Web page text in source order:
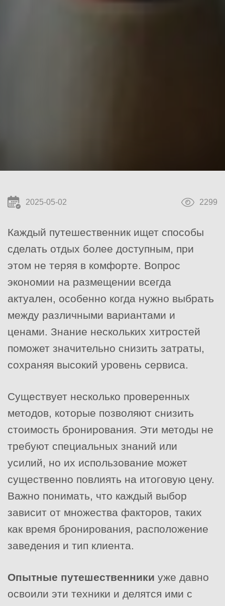
2025-05-02 2299
Каждый путешественник ищет способы
сделать отдых более доступным, при
этом не теряя в комфорте. Вопрос
экономии на размещении всегда
актуален, особенно когда нужно выбрать
между различными вариантами и
ценами. Знание нескольких хитростей
поможет значительно снизить затраты,
сохраняя высокий уровень сервиса.
Существует несколько проверенных
методов, которые позволяют снизить
стоимость бронирования. Эти методы не
требуют специальных знаний или
усилий, но их использование может
существенно повлиять на итоговую цену.
Важно понимать, что каждый выбор
зависит от множества факторов, таких
как время бронирования, расположение
заведения и тип клиента.
Опытные путешественники уже давно
освоили эти техники и делятся ими с